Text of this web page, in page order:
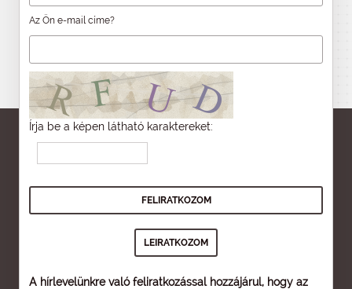
Az Ön e-mail címe?
Írja be a képen látható karaktereket:
A hírlevelünkre való feliratkozással hozzájárul, hogy az